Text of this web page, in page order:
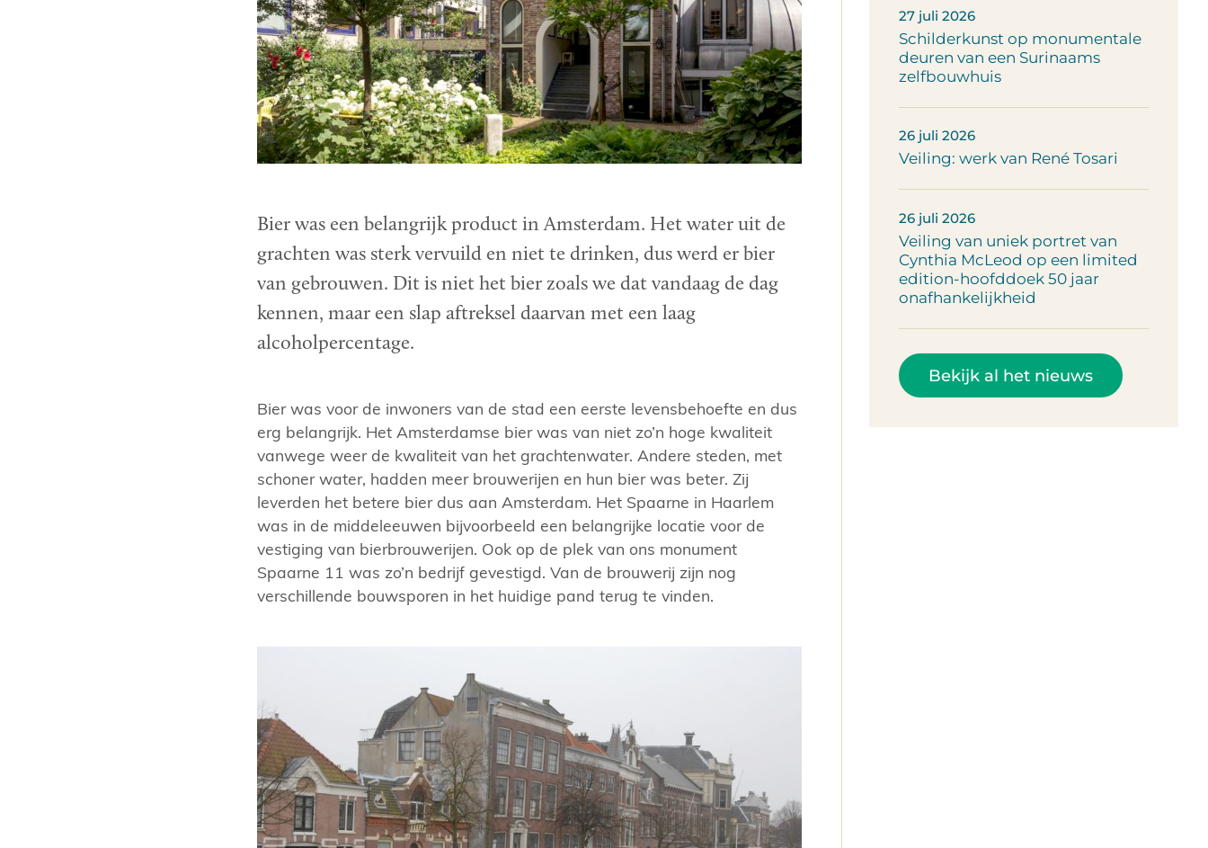
Bier was een belangrijk product in Amsterdam. Het water uit de
grachten was sterk vervuild en niet te drinken, dus werd er bier
van gebrouwen. Dit is niet het bier zoals we dat vandaag de dag
kennen, maar een slap aftreksel daarvan met een laag
alcoholpercentage.
Bier was voor de inwoners van de stad een eerste levensbehoefte en dus
erg belangrijk. Het Amsterdamse bier was van niet zo’n hoge kwaliteit
vanwege weer de kwaliteit van het grachtenwater. Andere steden, met
schoner water, hadden meer brouwerijen en hun bier was beter. Zij
leverden het betere bier dus aan Amsterdam. Het Spaarne in Haarlem
was in de middeleeuwen bijvoorbeeld een belangrijke locatie voor de
vestiging van bierbrouwerijen. Ook op de plek van ons monument
Spaarne 11 was zo’n bedrijf gevestigd. Van de brouwerij zijn nog
verschillende bouwsporen in het huidige pand terug te vinden.
27 juli 2026
Schilderkunst op monumentale
deuren van een Surinaams
zelfbouwhuis
26 juli 2026
Veiling: werk van René Tosari
26 juli 2026
Veiling van uniek portret van
Cynthia McLeod op een limited
edition-hoofddoek 50 jaar
onafhankelijkheid
Bekijk al het nieuws